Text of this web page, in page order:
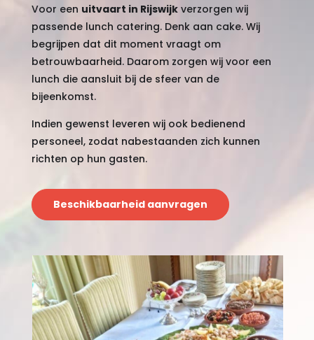
Voor een uitvaart in Rijswijkverzorgen wij
passende lunch catering. Denk aan cake. Wij
begrijpen dat dit moment vraagt om
betrouwbaarheid. Daarom zorgen wij voor een
lunch die aansluit bij de sfeer van de
bijeenkomst.
Indien gewenst leveren wij ook bedienend
personeel, zodat nabestaanden zich kunnen
richten op hun gasten.
Beschikbaarheid aanvragen